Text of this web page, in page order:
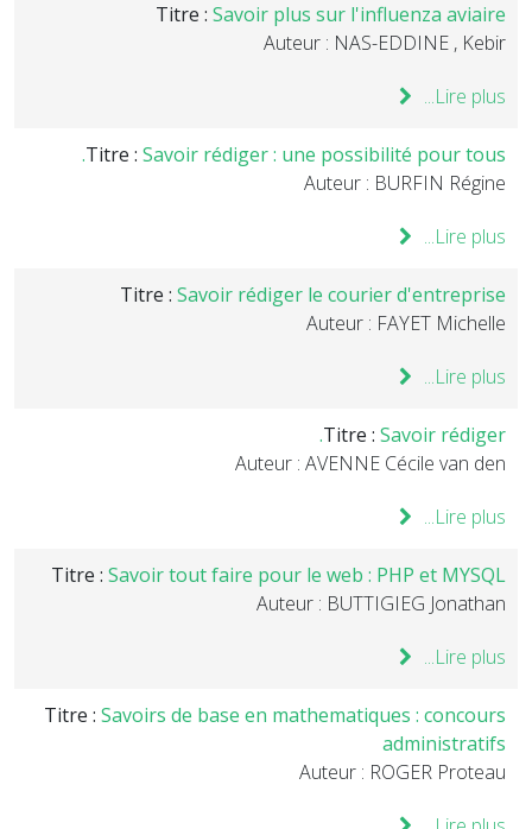
Titre : Savoir plus sur l'influenza aviaire
Auteur : NAS-EDDINE , Kebir
Lire plus...
Titre : Savoir rédiger : une possibilité pour tous.
Auteur : BURFIN Régine
Lire plus...
Titre : Savoir rédiger le courier d'entreprise
Auteur : FAYET Michelle
Lire plus...
Titre : Savoir rédiger.
Auteur : AVENNE Cécile van den
Lire plus...
Titre : Savoir tout faire pour le web : PHP et MYSQL
Auteur : BUTTIGIEG Jonathan
Lire plus...
Titre : Savoirs de base en mathematiques : concours
administratifs
Auteur : ROGER Proteau